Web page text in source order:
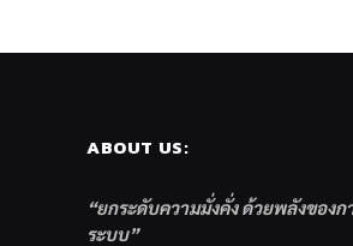
ABOUT US:
“ยกระดับความมั่งคั่ง ด้วยพลังของก
ระบบ”